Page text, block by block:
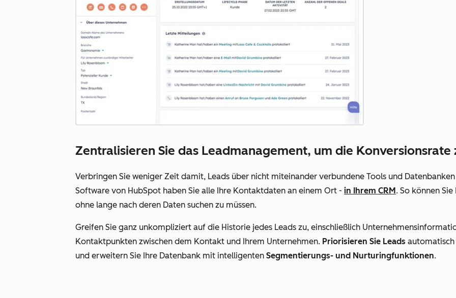
Zentralisieren Sie das Leadmanagement, um die Konversionsrate
Verbringen Sie weniger Zeit damit, Leads über nicht miteinander verbundene Tools und
Software von HubSpot haben Sie alle Ihre Kontaktdaten an einem Ort - in Ihrem CRM. So können
ohne lange nach deren Daten suchen zu müssen.
Greifen Sie ganz unkompliziert auf die Historie jedes Leads zu, einschließlich
Kontaktpunkten zwischen dem Kontakt und Ihrem Unternehmen. Priorisieren Sie Leads
und erweitern Sie Ihre Datenbank mit intelligenten Segmentierungs- und Nurturingfunktionen.